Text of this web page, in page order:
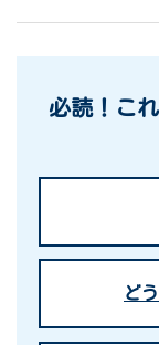
必読！こ
ど